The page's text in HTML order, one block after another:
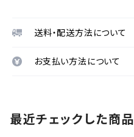
送料・配送方法について
お支払い方法について
最近チェックした商品